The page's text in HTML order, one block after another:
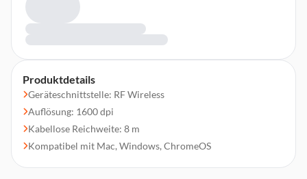
Produktdetails
Geräteschnittstelle: RF Wireless
Auflösung: 1600 dpi
Kabellose Reichweite: 8 m
Kompatibel mit Mac, Windows, ChromeOS